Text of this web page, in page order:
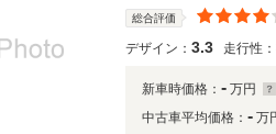
総合評価
デザイン： 3.3 走行性：
新車時価格： - 万円
中古車平均価格： - 万